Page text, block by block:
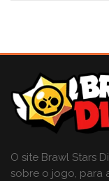
O site Brawl Stars
sobre o jogo, para